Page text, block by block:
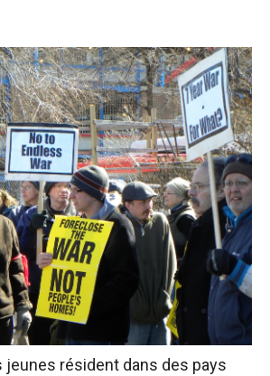
jeunes résident dans des pays